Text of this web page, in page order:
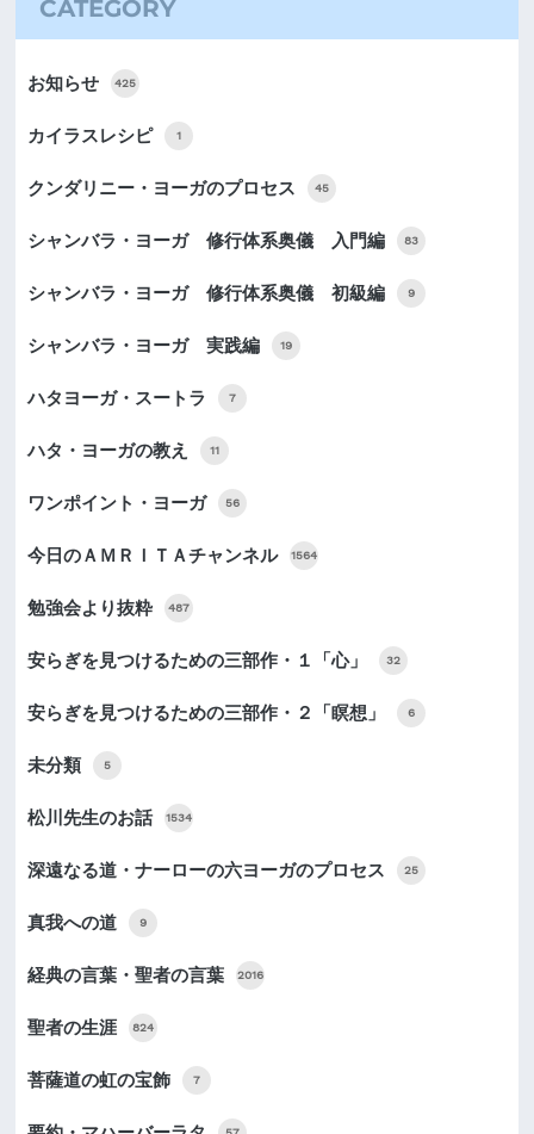
CATEGORY
お知らせ 425
カイラスレシピ 1
クンダリニー・ヨーガのプロセス 45
シャンバラ・ヨーガ 修行体系奥儀 入門編 83
シャンバラ・ヨーガ 修行体系奥儀 初級編 9
シャンバラ・ヨーガ 実践編 19
ハタヨーガ・スートラ 7
ハタ・ヨーガの教え 11
ワンポイント・ヨーガ 56
今日のＡＭＲＩＴＡチャンネル 1564
勉強会より抜粋 487
安らぎを見つけるための三部作・１「心」 32
安らぎを見つけるための三部作・２「瞑想」 6
未分類 5
松川先生のお話 1534
深遠なる道・ナーローの六ヨーガのプロセス 25
真我への道 9
経典の言葉・聖者の言葉 2016
聖者の生涯 824
菩薩道の虹の宝飾 7